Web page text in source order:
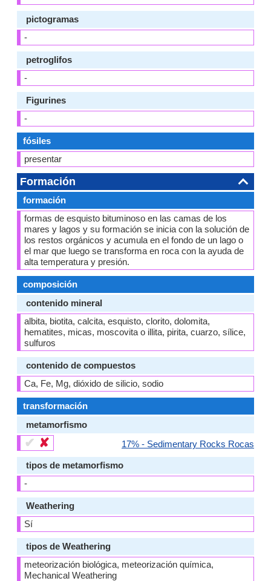
pictogramas
-
petroglifos
-
Figurines
-
fósiles
presentar
Formación
formación
formas de esquisto bituminoso en las camas de los
mares y lagos y su formación se inicia con la solución de
los restos orgánicos y acumula en el fondo de un lago o
el mar que luego se transforma en roca con la ayuda de
alta temperatura y presión.
composición
contenido mineral
albita, biotita, calcita, esquisto, clorito, dolomita,
hematites, micas, moscovita o illita, pirita, cuarzo, sílice,
sulfuros
contenido de compuestos
Ca, Fe, Mg, dióxido de silicio, sodio
transformación
metamorfismo
✔ ✘ 17% - Sedimentary Rocks Rocas
tipos de metamorfismo
-
Weathering
Sí
tipos de Weathering
meteorización biológica, meteorización química,
Mechanical Weathering